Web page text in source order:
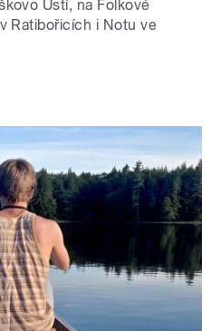
Ústí, na Folkové
Ratibořicích i Notu ve